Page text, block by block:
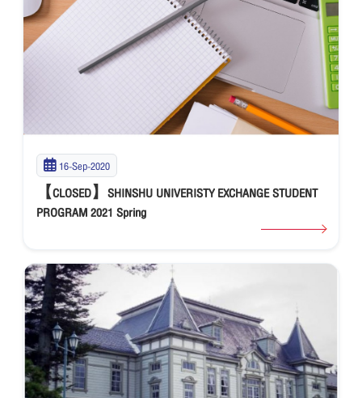
16-Sep-2020
【CLOSED】SHINSHU UNIVERISTY EXCHANGE STUDENT
PROGRAM 2021 Spring